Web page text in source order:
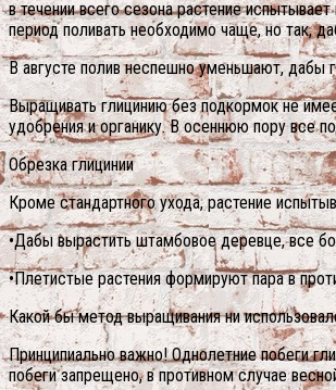
в течении всего сезона растение
период поливать необходимо чаще, но так,
В августе полив неспешно уменьшают, дабы
Выращивать глицинию без подкормок не
удобрения и органику. В осеннюю пору все
Обрезка глицинии
Кроме стандартного ухода, растение
•Дабы вырастить штамбовое деревце, все
•Плетистые растения формируют пара в
Какой бы метод выращивания ни
Принципиально важно! Однолетние побеги
побеги запрещено, в противном случае